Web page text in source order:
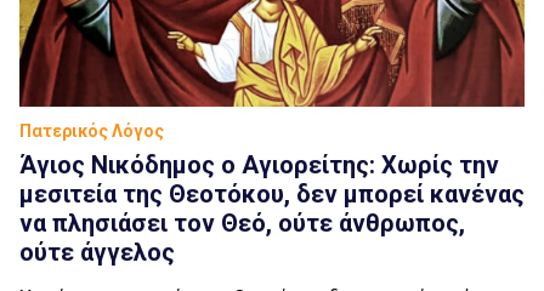
Πατερικός Λόγος
Άγιος Νικόδημος ο Αγιορείτης: Χωρίς την
μεσιτεία της Θεοτόκου, δεν μπορεί κανένας
να πλησιάσει τον Θεό, ούτε άνθρωπος,
ούτε άγγελος